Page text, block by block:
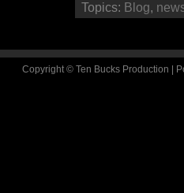
Topics: Blog,
Copyright © Ten Bucks Production |